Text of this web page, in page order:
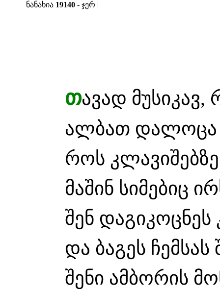
ნანახია 19140 - ჯერ |
თავად
ალბათ დალოცა
როს
მაშინ სიმებიც
შენ
და ბაგეს
შენი ამბორის